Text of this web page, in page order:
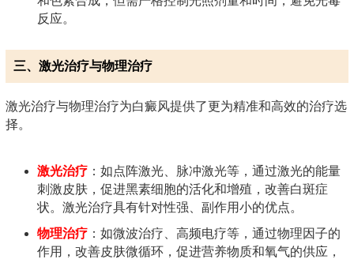
反应。
三、激光治疗与物理治疗
激光治疗与物理治疗为白癜风提供了更为精准和高效的治疗选
择。
激光治疗 ：如点阵激光、脉冲激光等，通过激光的能量
刺激皮肤，促进黑素细胞的活化和增殖，改善白斑症
状。激光治疗具有针对性强、副作用小的优点。
物理治疗 ：如微波治疗、高频电疗等，通过物理因子的
作用，改善皮肤微循环，促进营养物质和氧气的供应，